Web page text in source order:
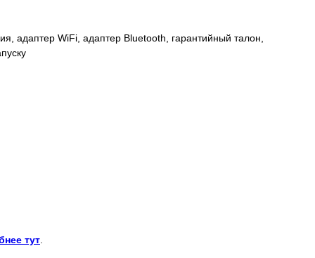
адаптер WiFi, адаптер Bluetooth, гарантийный талон,
тут